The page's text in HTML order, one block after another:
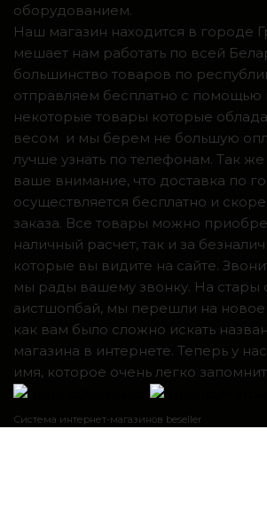
оборудованием.
Наш магазин находится в городе
мешает нам работать по всей
большинство товаров по
отправляем бесплатно с помощью
некоторые товары которые
весом и мы берем не большую
лучше узнать по телефонам. Так
ваше внимание, что доставка по
осуществляется бесплатно и
заказа. Все товары можно
наличный расчет, так и за
которые вы видите на сайте.
мы рады вашему звонку. На стары
аистшопбай, мы перешли на новое
как вам было сложно искать
магазина в интернете. Теперь у
имя, которое очень легко
Система интернет-магазинов beseller